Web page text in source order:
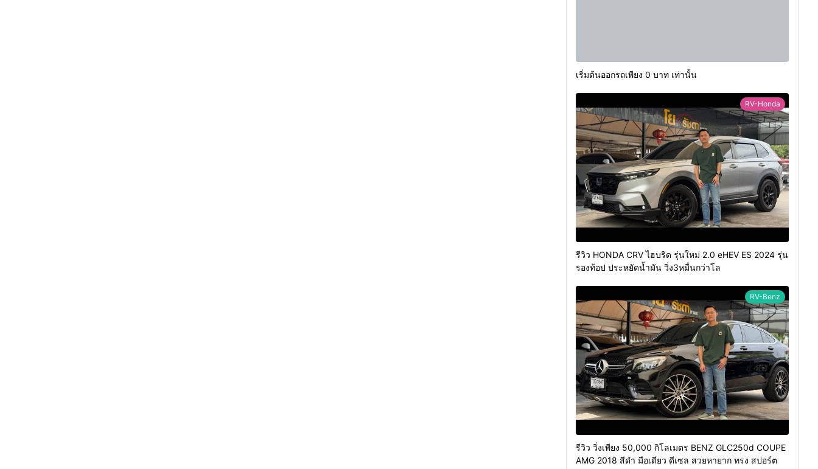
เริ่มต้นออกรถเพียง 0 บาท เท่านั้น
RV-Honda
รีวิว HONDA CRV ไฮบริด รุ่นใหม่ 2.0 eHEV ES 2024 รุ่น
รองท้อป ประหยัดน้ำมัน วิ่ง3หมื่นกว่าโล
RV-Benz
รีวิว วิ่งเพียง 50,000 กิโลเมตร BENZ GLC250d COUPE
AMG 2018 สีดำ มือเดียว ดีเซล สวยหายาก ทรง สปอร์ต